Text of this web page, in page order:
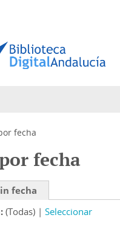
fecha
fecha
fecha
(Todas) Seleccionar